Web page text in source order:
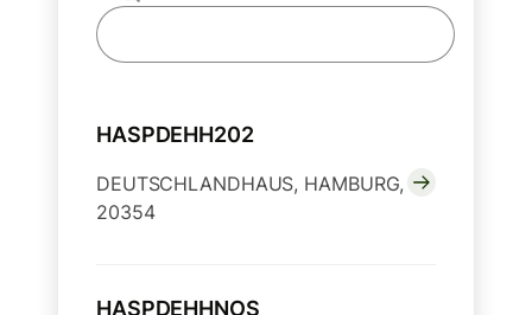
HASPDEHH202
DEUTSCHLANDHAUS, HAMBURG,
20354
HASPDEHHNOS